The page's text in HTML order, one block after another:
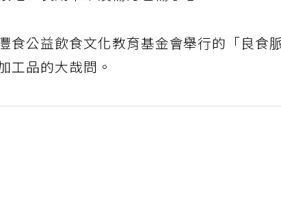
食公益飲食文化教育基金會舉行的「良食
工品的大哉問。